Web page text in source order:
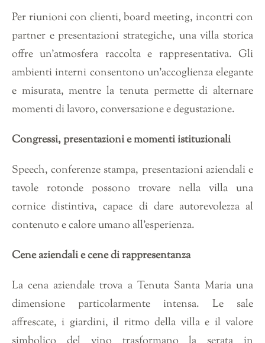
Per riunioni con clienti, board meeting, incontri con
partner e presentazioni strategiche, una villa storica
offre un’atmosfera raccolta e rappresentativa. Gli
ambienti interni consentono un’accoglienza elegante
e misurata, mentre la tenuta permette di alternare
momenti di lavoro, conversazione e degustazione.
Congressi, presentazioni e momenti istituzionali
Speech, conferenze stampa, presentazioni aziendali e
tavole rotonde possono trovare nella villa una
cornice distintiva, capace di dare autorevolezza al
contenuto e calore umano all’esperienza.
Cene aziendali e cene di rappresentanza
La cena aziendale trova a Tenuta Santa Maria una
dimensione particolarmente intensa. Le sale
affrescate, i giardini, il ritmo della villa e il valore